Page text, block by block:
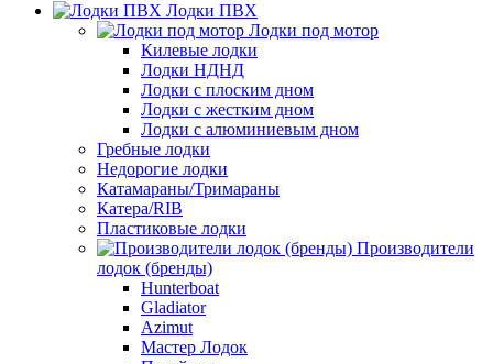
Лодки ПВХ
Лодки под мотор
Килевые лодки
Лодки НДНД
Лодки с плоским дном
Лодки с жестким дном
Лодки с алюминиевым дном
Гребные лодки
Недорогие лодки
Катамараны/Тримараны
Катера/RIB
Пластиковые лодки
Производители
лодок (бренды)
Hunterboat
Gladiator
Azimut
Мастер Лодок